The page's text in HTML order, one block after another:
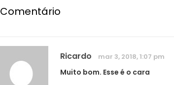
Comentário
Ricardo mar 3, 2018, 1:07 pm
Muito bom. Esse é o cara